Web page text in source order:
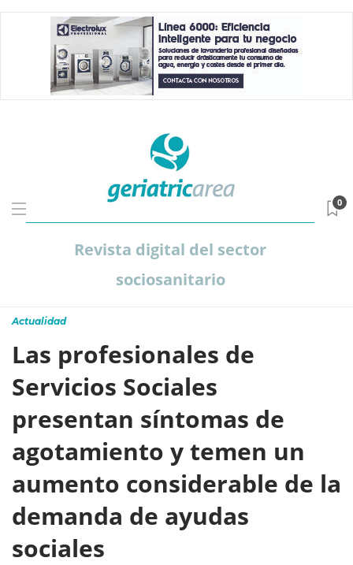
Revista digital del sector
sociosanitario
0
Actualidad
Las profesionales de
Servicios Sociales
presentan síntomas de
agotamiento y temen un
aumento considerable de la
demanda de ayudas
sociales